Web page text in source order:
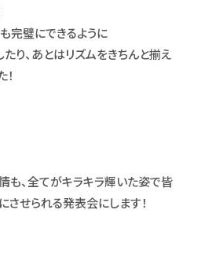
完璧にできるように
り、あとはリズムをきちんと揃え
も、全てがキラキラ輝いた姿で皆
させられる発表会にします！